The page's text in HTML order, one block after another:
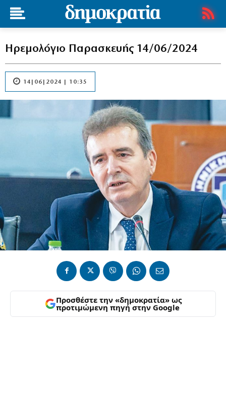
Ηρεμολόγιο Παρασκευής 14/06/2024
14|06|2024 | 10:35
Προσθέστε την «δημοκρατία» ως
προτιμώμενη πηγή στην Google